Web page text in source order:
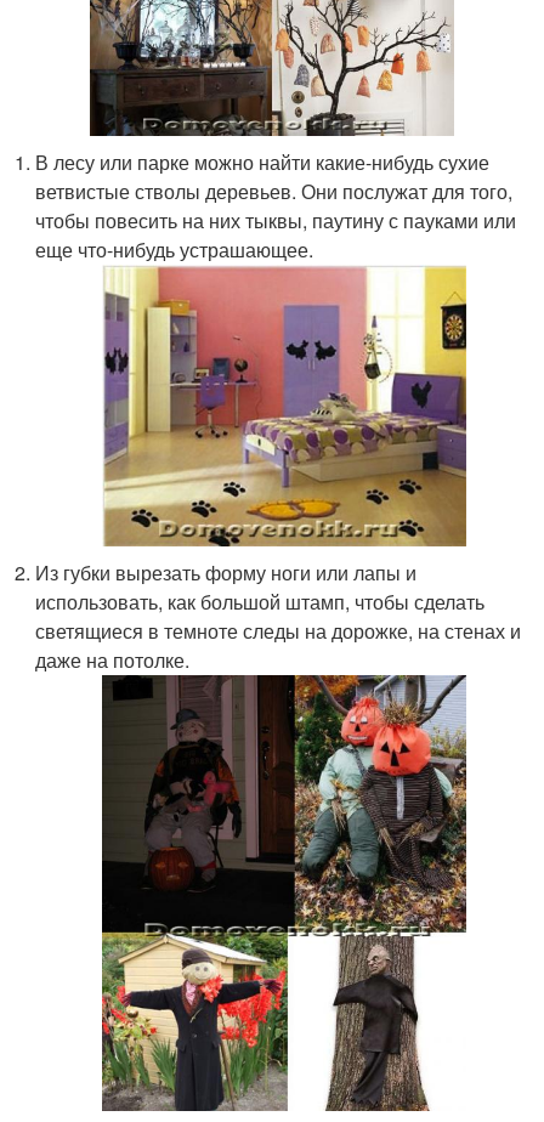
В лесу или парке можно найти какие-нибудь сухие
ветвистые стволы деревьев. Они послужат для того,
чтобы повесить на них тыквы, паутину с пауками или
еще что-нибудь устрашающее.
Из губки вырезать форму ноги или лапы и
использовать, как большой штамп, чтобы сделать
светящиеся в темноте следы на дорожке, на стенах и
даже на потолке.